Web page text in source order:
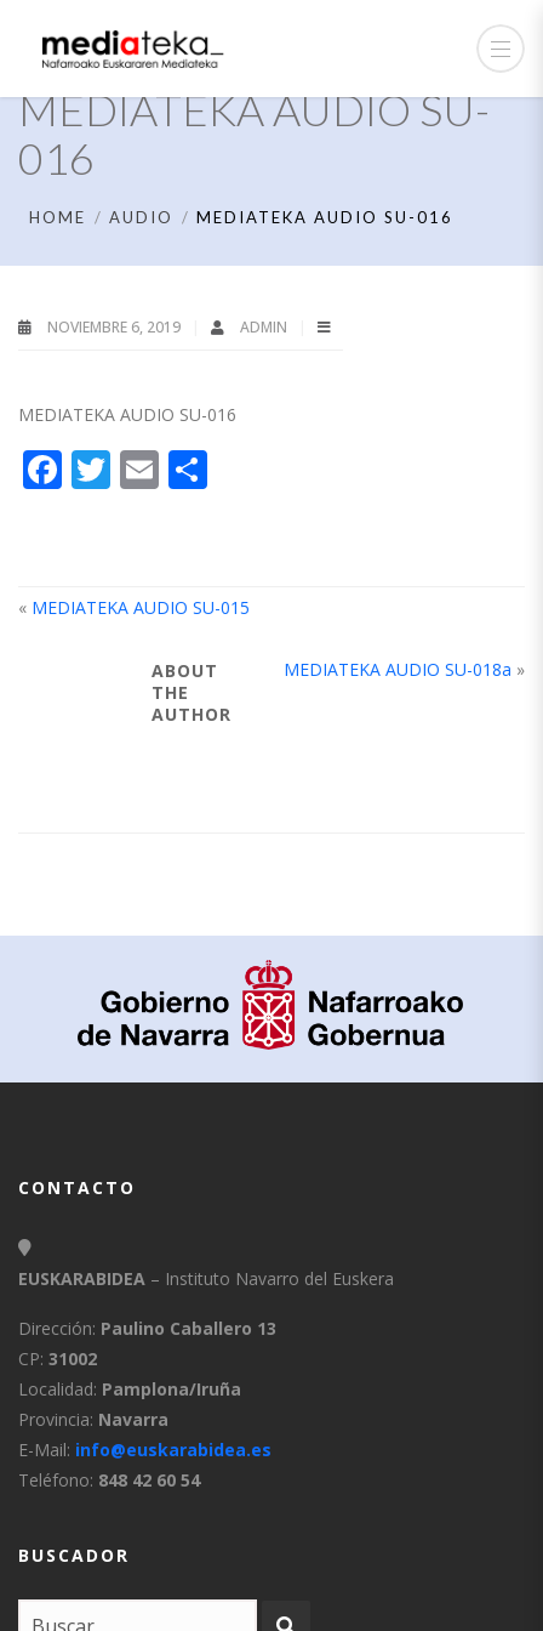
MEDIATEKA AUDIO SU-
016
HOME AUDIO MEDIATEKA AUDIO SU-016
NOVIEMBRE 6, 2019 ADMIN
MEDIATEKA AUDIO SU-016
Facebook
Twitter
Email
« MEDIATEKA AUDIO SU-015
MEDIATEKA AUDIO SU-018a »
ABOUT
THE
AUTHOR
CONTACTO
EUSKARABIDEA – Instituto Navarro del Euskera
Dirección: Paulino Caballero 13
CP: 31002
Localidad: Pamplona/Iruña
Provincia: Navarra
E-Mail: info@euskarabidea.es
Teléfono: 848 42 60 54
BUSCADOR